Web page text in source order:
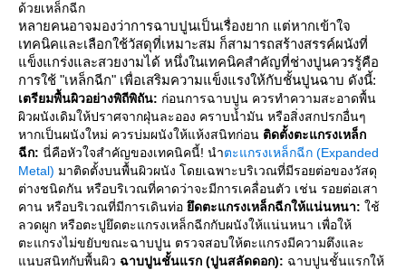
ด้วยเหล็กฉีก
หลายคนอาจมองว่าการฉาบปูนเป็นเรื่องยาก แต่หากเข้าใจ
เทคนิคและเลือกใช้วัสดุที่เหมาะสม ก็สามารถสร้างสรรค์ผนังที่
ข็งแกร่งและสวยงามได้ หนึ่งในเทคนิคสำคัญที่ช่างปูนควรรู้คือ
การใช้ "เหล็กฉีก" เพื่อเสริมความแข็งแรงให้กับชั้นปูนฉาบ ดังนี้:
เตรียมพื้นผิวอย่างพิถีพิถัน: ก่อนการฉาบปูน ควรทำความสะอาดพื้น
ผิวผนังเดิมให้ปราศจากฝุ่นละออง คราบน้ำมัน หรือสิ่งสกปรกอื่นๆ
หากเป็นผนังใหม่ ควรบ่มผนังให้แห้งสนิทก่อน ติดตั้งตะแกรงเหล็ก
ฉีก: นี่คือหัวใจสำคัญของเทคนิคนี้! นำตะแกรงเหล็กฉีก (Expanded
Metal) มาติดตั้งบนพื้นผิวผนัง โดยเฉพาะบริเวณที่มีรอยต่อของวัสดุ
ต่างชนิดกัน หรือบริเวณที่คาดว่าจะมีการเคลื่อนตัว เช่น รอยต่อเสา
คาน หรือบริเวณที่มีการเดินท่อ ึดตะแกรงเหล็กฉีกให้แน่นหนา: ช้
ลวดผูก หรือตะปูยึดตะแกรงเหล็กฉีกกับผนังให้แน่นหนา เพื่อให้
ตะแกรงไม่ขยับขณะฉาบปูน ตรวจสอบให้ตะแกรงมีความตึงและ
นบสนิทกับพื้นผิว ฉาบปูนชั้นแรก (ปูนสลัดดอก): ฉาบปูนชั้นแรกให้